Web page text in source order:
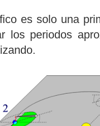
es solo una
los periodos